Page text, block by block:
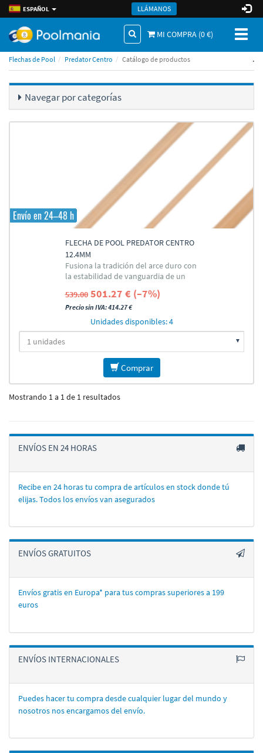
ESPAÑOL LLÁMANOS
MI COMPRA (0€)
Flechas de Pool Predator Centro Catálogo de productos .
Navegar por categorí­as
Envío en 24–48 h
FLECHA DE POOL PREDATOR CENTRO
12.4MM
Fusiona la tradición del arce duro con
la estabilidad de vanguardia de un
539.00 501.27 € (–7%)
Precio sin IVA: 414.27 €
Unidades disponibles: 4
Comprar
Mostrando 1 a 1 de 1 resultados
ENVÍOS EN 24 HORAS
Recibe en 24 horas tu compra de artí­culos en stock donde tú
elijas. Todos los enví­os van asegurados
ENVÍOS GRATUITOS
Envíos gratis en Europa* para tus compras superiores a 199
euros
ENVÍOS INTERNACIONALES
Puedes hacer tu compra desde cualquier lugar del mundo y
nosotros nos encargamos del enví­o.